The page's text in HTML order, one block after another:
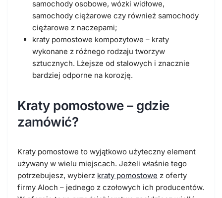
samochody osobowe, wózki widłowe,
samochody ciężarowe czy również samochody
ciężarowe z naczepami;
kraty pomostowe kompozytowe – kraty
wykonane z różnego rodzaju tworzyw
sztucznych. Lżejsze od stalowych i znacznie
bardziej odporne na korozję.
Kraty pomostowe – gdzie
zamówić?
Kraty pomostowe to wyjątkowo użyteczny element
używany w wielu miejscach. Jeżeli właśnie tego
potrzebujesz, wybierz kraty pomostowe z oferty
firmy Aloch – jednego z czołowych ich producentów.